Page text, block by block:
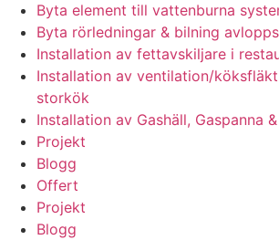
Byta element till vattenburna
Byta rörledningar & bilning
Installation av fettavskiljare i
Installation av ventilation/
storkök
Installation av Gashäll, Gaspanna
Projekt
Blogg
Offert
Projekt
Blogg